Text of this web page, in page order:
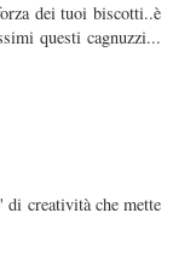
dei tuoi biscotti..è
questi cagnuzzi...
creatività che mette